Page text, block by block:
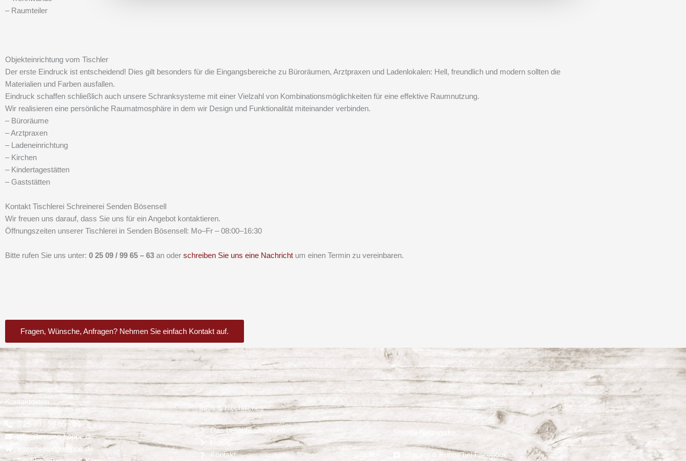
– Raumteiler
Objekteinrichtung vom Tischler
Der erste Eindruck ist entscheidend! Dies gilt besonders für die Eingangsbereiche zu Büroräumen, Arztpraxen und Ladenlokalen: Hell, freundlich und modern sollten die
Materialien und Farben ausfallen.
Eindruck schaffen schließlich auch unsere Schranksysteme mit einer Vielzahl von Kombinationsmöglichkeiten für eine effektive Raumnutzung.
Wir realisieren eine persönliche Raumatmosphäre in dem wir Design und Funktionalität miteinander verbinden.
– Büroräume
– Arztpraxen
– Ladeneinrichtung
– Kirchen
– Kindertagestätten
– Gaststätten
Kontakt Tischlerei Schreinerei Senden Bösensell
Wir freuen uns darauf, dass Sie uns für ein Angebot kontaktieren.
Öffnungszeiten unserer Tischlerei in Senden Bösensell: Mo–Fr – 08:00–16:30
Bitte rufen Sie uns unter: 0 25 09 / 99 65 – 63 an oder schreiben Sie uns eine Nachricht um einen Termin zu vereinbaren.
Fragen, Wünsche, Anfragen? Nehmen Sie einfach Kontakt auf.
Kontaktdaten
0 25 09 / 99 65 - 63
info@breuing-koppe.de
www.breuing-koppe.de
Infos & Rechtliches
Das beliebte Steckbett
Home
Kontakt
Soziale Netzwerke
Breuing & Koppe bei Facebook